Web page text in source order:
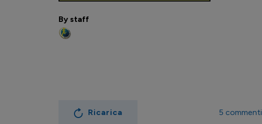
By staff
Ricarica 5 commenti